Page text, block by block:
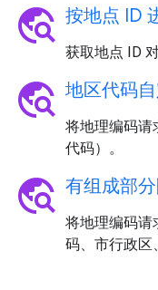
travel_explore 按地点 ID
获取地点 ID
travel_explore 地区代码
将地理编码请
代码）。
travel_explore 有组成部
将地理编码请
码、市行政区